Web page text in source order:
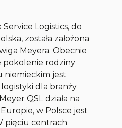
Logistics, do
została założona
Meyera. Obecnie
pokolenie rodziny
niemieckim jest
dla branży
QSL działa na
w Polsce jest
pięciu centrach